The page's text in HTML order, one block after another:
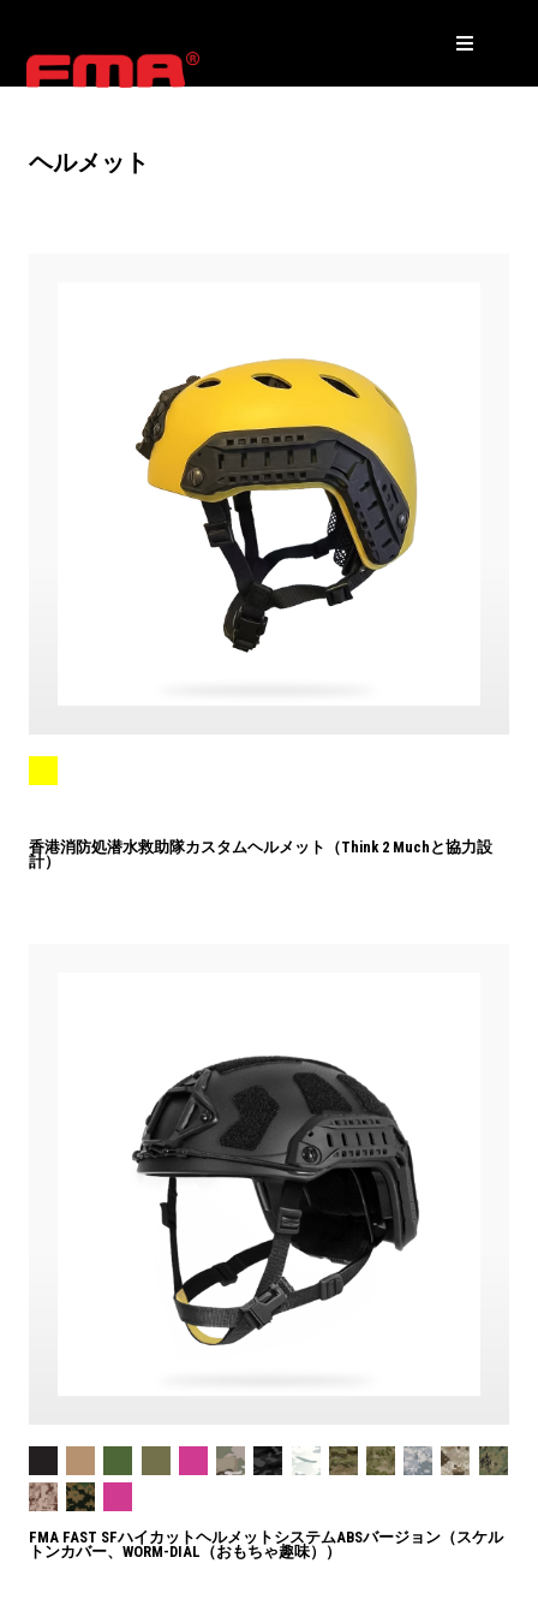
ヘルメット
香港消防処潜水救助隊カスタムヘルメット（Think 2 Muchと協力設
計）
FMA FAST SFハイカットヘルメットシステムABSバージョン（スケル
トンカバー、WORM-DIAL（おもちゃ趣味））